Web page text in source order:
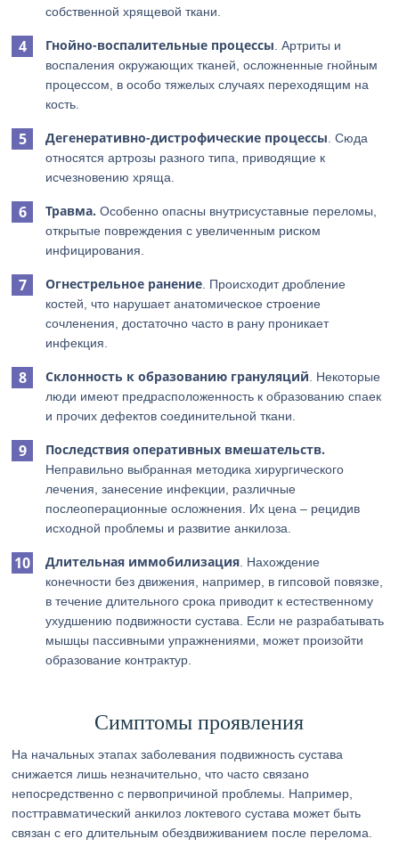
собственной хрящевой ткани.
Гнойно-воспалительные процессы . Артриты и
воспаления окружающих тканей, осложненные гнойным
процессом, в особо тяжелых случаях переходящим на
кость.
Дегенеративно-дистрофические процессы . Сюда
относятся артрозы разного типа, приводящие к
исчезновению хряща.
Травма. Особенно опасны внутрисуставные переломы,
открытые повреждения с увеличенным риском
инфицирования.
Огнестрельное ранение . Происходит дробление
костей, что нарушает анатомическое строение
сочленения, достаточно часто в рану проникает
инфекция.
Склонность к образованию грануляций . Некоторые
люди имеют предрасположенность к образованию спаек
и прочих дефектов соединительной ткани.
Последствия оперативных вмешательств.
Неправильно выбранная методика хирургического
лечения, занесение инфекции, различные
послеоперационные осложнения. Их цена – рецидив
исходной проблемы и развитие анкилоза.
Длительная иммобилизация . Нахождение
конечности без движения, например, в гипсовой повязке,
в течение длительного срока приводит к естественному
ухудшению подвижности сустава. Если не разрабатывать
мышцы пассивными упражнениями, может произойти
образование контрактур.
Симптомы проявления
На начальных этапах заболевания подвижность сустава
снижается лишь незначительно, что часто связано
непосредственно с первопричиной проблемы. Например,
посттравматический анкилоз локтевого сустава может быть
связан с его длительным обездвиживанием после перелома.